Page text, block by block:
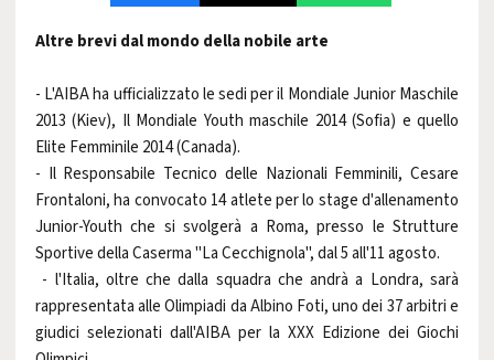
Altre brevi dal mondo della nobile arte
- L'AIBA ha ufficializzato le sedi per il Mondiale Junior Maschile
2013 (Kiev), Il Mondiale Youth maschile 2014 (Sofia) e quello
Elite Femminile 2014 (Canada).
- Il Responsabile Tecnico delle Nazionali Femminili, Cesare
Frontaloni, ha convocato 14 atlete per lo stage d'allenamento
Junior-Youth che si svolgerà a Roma, presso le Strutture
Sportive della Caserma "La Cecchignola", dal 5 all'11 agosto.
- l'Italia, oltre che dalla squadra che andrà a Londra, sarà
rappresentata alle Olimpiadi da Albino Foti, uno dei 37 arbitri e
giudici selezionati dall'AIBA per la XXX Edizione dei Giochi